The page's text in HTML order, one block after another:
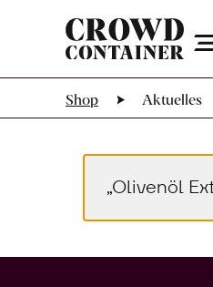
Shop Aktuelles
„Olivenöl